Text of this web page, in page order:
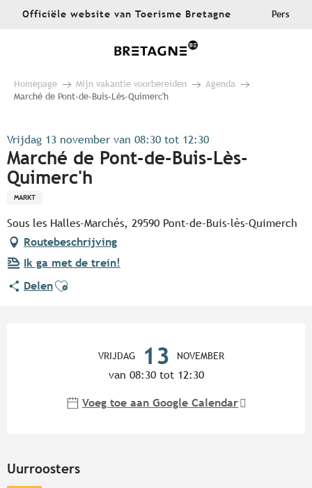
AllerOfficiële website van Toerisme Bretagne Pers
Homepage Mijn vakantie voorbereiden
Agenda
Marché de Pont-de-Buis-Lès-Quimerc'h
Vrijdag 13 november van 08:30 tot 12:30
Marché de Pont-de-Buis-Lès-
Quimerc'h
MARKT
Sous les Halles-Marchés, 29590 Pont-de-Buis-lès-Quimerch
Routebeschrijving
Ik ga met de trein!
DelenAjouter aux favoris
VRIJDAG 13 NOVEMBER
van 08:30 tot 12:30
Voeg toe aan Google Calendar
Uurroosters